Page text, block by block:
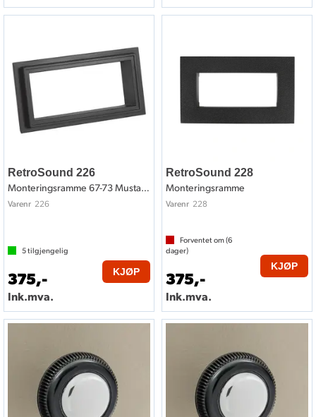
RetroSound 226
Monteringsramme 67-73 Mustang style
Varenr 226
5tilgjengelig
375,-
Ink.mva.
KJØP
RetroSound 228
Monteringsramme
Varenr 228
Forventet om (6
dager)
375,-
Ink.mva.
KJØP